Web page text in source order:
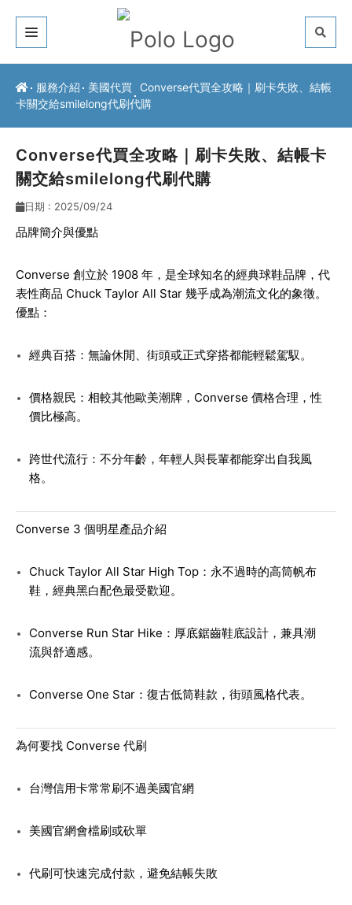
關於我們
服務介紹
常見問題
最新公告
服務介紹 美國代買
Converse代買全攻略｜刷卡失敗、結帳
卡關交給smilelong代刷代購
Converse代買全攻略｜刷卡失敗、結帳卡
關交給smilelong代刷代購
日期 : 2025/09/24
品牌簡介與優點
Converse 創立於 1908 年，是全球知名的經典球鞋品牌，代
表性商品 Chuck Taylor All Star 幾乎成為潮流文化的象徵。
優點：
經典百搭：無論休閒、街頭或正式穿搭都能輕鬆駕馭。
價格親民：相較其他歐美潮牌，Converse 價格合理，性
價比極高。
跨世代流行：不分年齡，年輕人與長輩都能穿出自我風
格。
Converse 3 個明星產品介紹
Chuck Taylor All Star High Top：永不過時的高筒帆布
鞋，經典黑白配色最受歡迎。
Converse Run Star Hike：厚底鋸齒鞋底設計，兼具潮
流與舒適感。
Converse One Star：復古低筒鞋款，街頭風格代表。
為何要找 Converse 代刷
台灣信用卡常常刷不過美國官網
美國官網會檔刷或砍單
代刷可快速完成付款，避免結帳失敗